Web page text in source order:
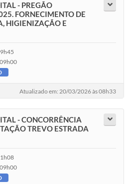
- PREGÃO
FORNECIMENTO DE
HIGIENIZAÇÃO E
Atualizado em: 20/03/2026 às 08h33
- CONCORRÊNCIA
TREVO ESTRADA